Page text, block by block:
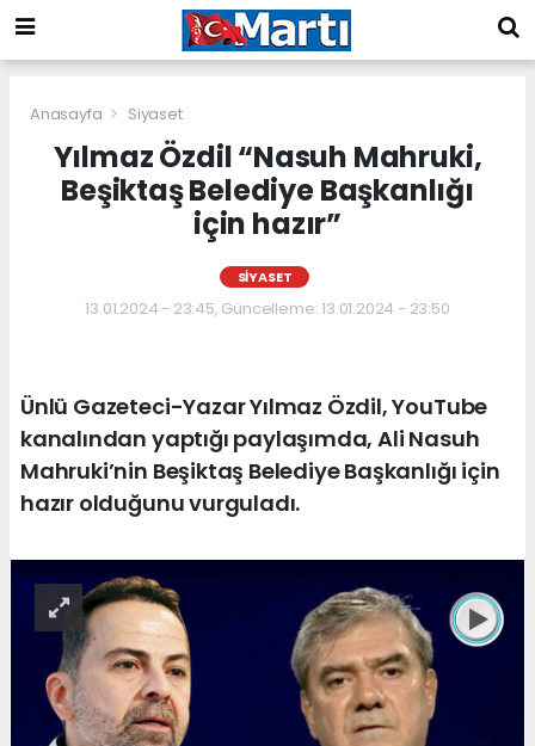
Anasayfa Siyaset
Yılmaz Özdil “Nasuh Mahruki,
Beşiktaş Belediye Başkanlığı
için hazır”
SIYASET
13.01.2024 - 23:45, Güncelleme: 13.01.2024 - 23:50
Ünlü Gazeteci-Yazar Yılmaz Özdil, YouTube
kanalından yaptığı paylaşımda, Ali Nasuh
Mahruki’nin Beşiktaş Belediye Başkanlığı için
hazır olduğunu vurguladı.